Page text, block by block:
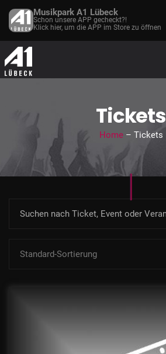
Tickets
Home– Tickets
Musikpark A1 Lübeck
Schon unsere APP gecheckt?!
Klick hier, um die APP im Store zu öffnen